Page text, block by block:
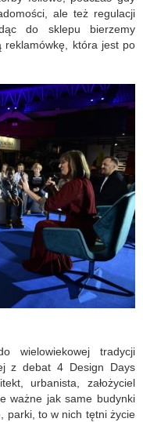
ale też regulacji
do sklepu bierzemy
reklamówkę, która jest po
wielowiekowej tradycji
z debat 4 Design Days
urbanista, założyciel
ważne jak same budynki
parki, to w nich tętni życie